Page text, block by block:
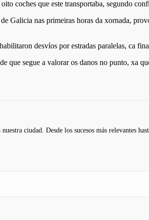
coches que este transportaba, segundo
Galicia nas primeiras horas da xornada,
desvíos por estradas paralelas, ca
segue a valorar os danos no punto, xa
ciudad. Desde los sucesos más relevantes